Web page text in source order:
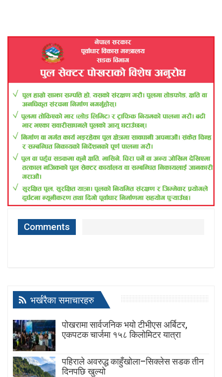
Comments
भर्खरैका समाचारहरु
पोखरामा सार्वजनिक भयो टीभीएस अर्बिटर,
एकपटक चार्जमा १५८ किलोमिटर यात्रा
पहिराले अवरुद्ध काहुँखोला–सिक्लेस सडक तीन
दिनपछि खुल्यो